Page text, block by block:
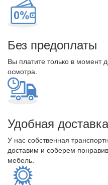
Без предоплаты
Вы платите только в момент
осмотра.
Удобная доставка
У нас собственная
доставим и соберем
мебель.